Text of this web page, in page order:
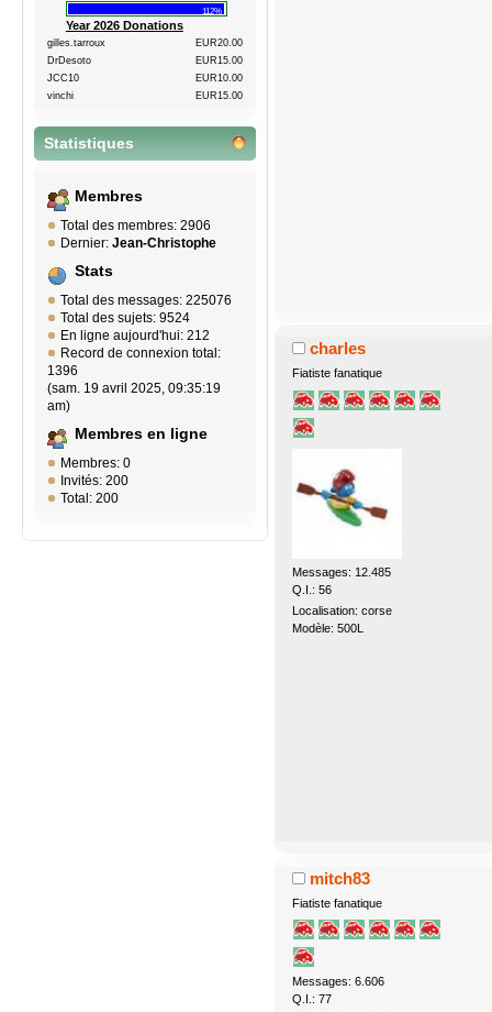
112%
Year 2026 Donations
gilles.tarroux
EUR20.00
DrDesoto
EUR15.00
JCC10
EUR10.00
vinchi
EUR15.00
Statistiques
Membres
Total des membres: 2906
Dernier: Jean-Christophe
Stats
Total des messages: 225076
Total des sujets: 9524
En ligne aujourd'hui: 212
Record de connexion total:
1396
(sam. 19 avril 2025, 09:35:19
am)
Membres en ligne
Membres: 0
Invités: 200
Total: 200
charles
Fiatiste fanatique
Messages: 12.485
Q.I.: 56
Localisation: corse
Modèle: 500L
mitch83
Fiatiste fanatique
Messages: 6.606
Q.I.: 77